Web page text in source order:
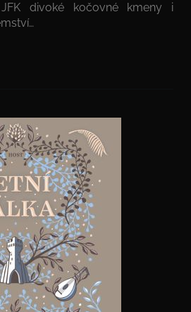
divoké kočovné kmeny i